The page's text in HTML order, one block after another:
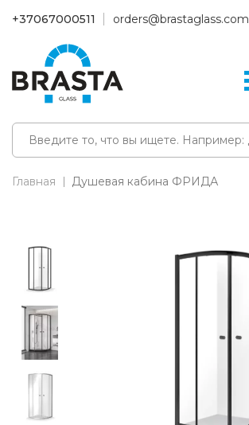
+37067000511 orders@brastaglass.com
Главная Душевая кабина ФРИДА